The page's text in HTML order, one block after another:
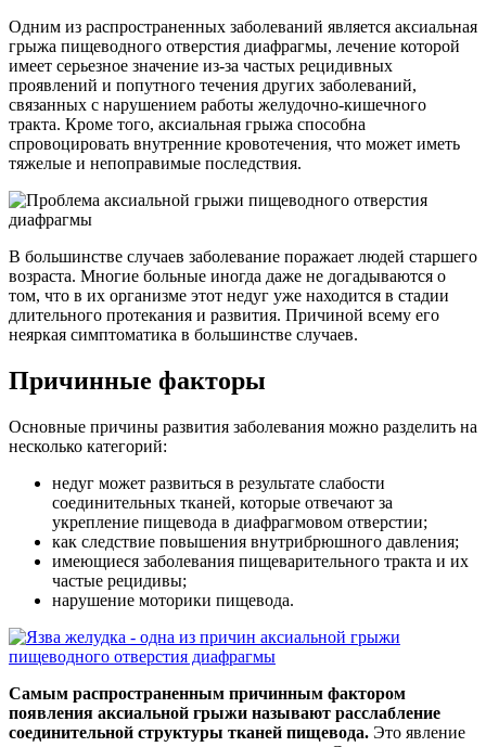
Одним из распространенных заболеваний является аксиальная
грыжа пищеводного отверстия диафрагмы, лечение которой
имеет серьезное значение из-за частых рецидивных
проявлений и попутного течения других заболеваний,
связанных с нарушением работы желудочно-кишечного
тракта. Кроме того, аксиальная грыжа способна
спровоцировать внутренние кровотечения, что может иметь
тяжелые и непоправимые последствия.
В большинстве случаев заболевание поражает людей старшего
возраста. Многие больные иногда даже не догадываются о
том, что в их организме этот недуг уже находится в стадии
длительного протекания и развития. Причиной всему его
неяркая симптоматика в большинстве случаев.
Причинные факторы
Основные причины развития заболевания можно разделить на
несколько категорий:
недуг может развиться в результате слабости
соединительных тканей, которые отвечают за
укрепление пищевода в диафрагмовом отверстии;
как следствие повышения внутрибрюшного давления;
имеющиеся заболевания пищеварительного тракта и их
частые рецидивы;
нарушение моторики пищевода.
Самым распространенным причинным фактором
появления аксиальной грыжи называют расслабление
соединительной структуры тканей пищевода. Это явление